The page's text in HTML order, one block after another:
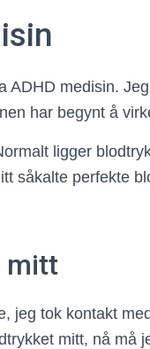
ADHD medisin.
har begynt å
ligger
såkalte perfekte
mitt
jeg tok kontakt
mitt, nå må